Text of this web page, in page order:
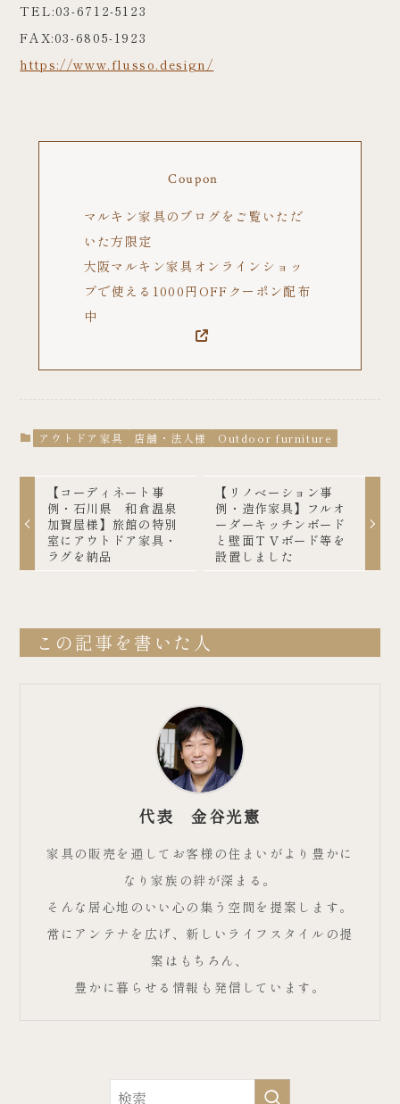
TEL:03-6712-5123
FAX:03-6805-1923
https://www.flusso.design/
Coupon
マルキン家具のブログをご覧いただ
いた方限定
大阪マルキン家具オンラインショッ
プで使える1000円OFFクーポン配布
中
アウトドア家具 店舗・法人様 Outdoor furniture
【コーディネート事
例・石川県 和倉温泉
加賀屋様】旅館の特別
室にアウトドア家具・
ラグを納品
【リノベーション事
例・造作家具】フルオ
ーダーキッチンボード
と壁面ＴＶボード等を
設置しました
この記事を書いた人
代表 金谷光憲
家具の販売を通してお客様の住まいがより豊かに
なり家族の絆が深まる。
そんな居心地のいい心の集う空間を提案します。
常にアンテナを広げ、新しいライフスタイルの提
案はもちろん、
豊かに暮らせる情報も発信しています。